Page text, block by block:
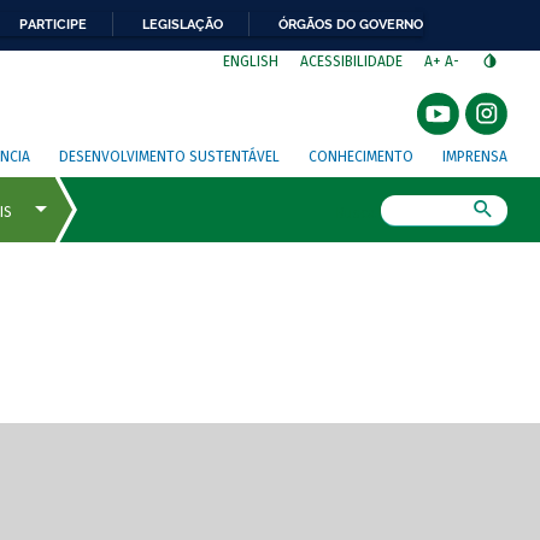
PARTICIPE LEGISLAÇÃO ÓRGÃOS DO GOVERNO
ENGLISH ACESSIBILIDADE A+ A-
DESENVOLVIMENTO SUSTENTÁVEL CONHECIMENTO IMPRENSA
de tela